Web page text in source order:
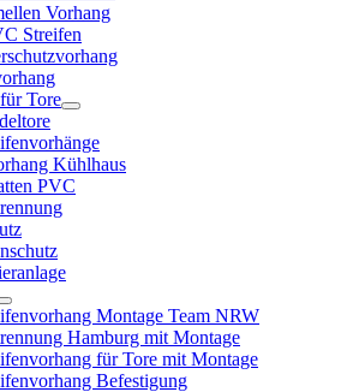
Vorhang
Streifen
Tore
Kühlhaus
PVC
Montage Team NRW
Hamburg mit Montage
für Tore mit Montage
Befestigung